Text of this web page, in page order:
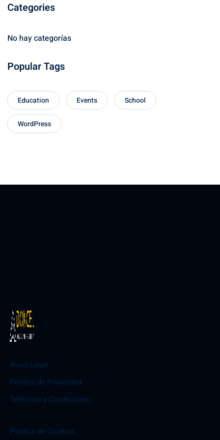
Categories
No hay categorías
Popular Tags
Education Events School
WordPress
Aviso Legal
Política de Privacidad
Términos y Condiciones
Política de Cookies